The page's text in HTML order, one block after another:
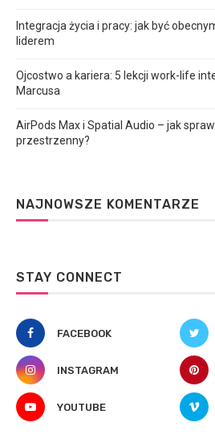
Integracja życia i pracy: jak być
liderem
Ojcostwo a kariera: 5 lekcji work-life
Marcusa
AirPods Max i Spatial Audio – jak
przestrzenny?
NAJNOWSZE KOMENTARZE
STAY CONNECT
FACEBOOK
INSTAGRAM
YOUTUBE